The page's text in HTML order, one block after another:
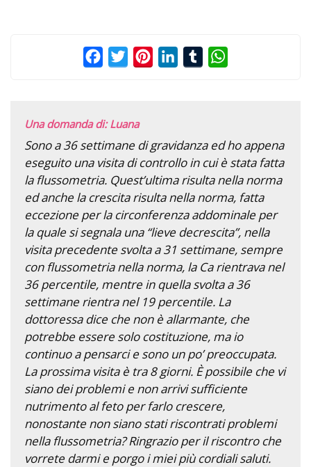
FacebookTwitterPinterestLinkedInTumblr
Una domanda di: Luana
Sono a 36 settimane di gravidanza ed ho appena
eseguito una visita di controllo in cui è stata fatta
la flussometria. Quest’ultima risulta nella norma
ed anche la crescita risulta nella norma, fatta
eccezione per la circonferenza addominale per
la quale si segnala una “lieve decrescita”, nella
visita precedente svolta a 31 settimane, sempre
con flussometria nella norma, la Ca rientrava nel
36 percentile, mentre in quella svolta a 36
settimane rientra nel 19 percentile. La
dottoressa dice che non è allarmante, che
potrebbe essere solo costituzione, ma io
continuo a pensarci e sono un po’ preoccupata.
La prossima visita è tra 8 giorni. È possibile che vi
siano dei problemi e non arrivi sufficiente
nutrimento al feto per farlo crescere,
nonostante non siano stati riscontrati problemi
nella flussometria? Ringrazio per il riscontro che
vorrete darmi e porgo i miei più cordiali saluti.